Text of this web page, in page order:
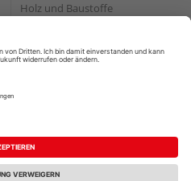
Holz und Baustoffe
AGB
Barrierefreiheitserklärung